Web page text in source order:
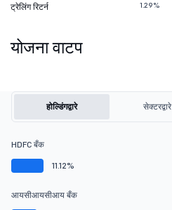
ट्रेलिंग रिटर्न 1.29%
योजना वाटप
होल्डिंगद्वारे सेक्टरद्वारे
HDFC बँक
11.12%
आयसीआयसीआय बँक